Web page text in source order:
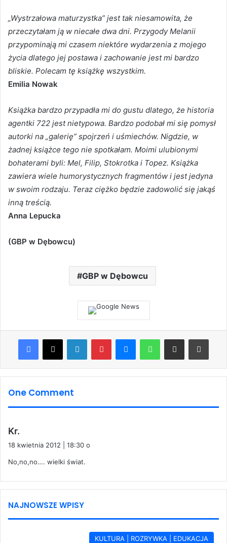
„Wystrzałowa maturzystka” jest tak niesamowita, że
przeczytałam ją w niecałe dwa dni. Przygody Melanii
przypominają mi czasem niektóre wydarzenia z mojego
życia dlatego jej postawa i zachowanie jest mi bardzo
bliskie. Polecam tę książkę wszystkim.
Emilia Nowak
Książka bardzo przypadła mi do gustu dlatego, że historia
agentki 722 jest nietypowa. Bardzo podobał mi się pomysł
autorki na „galerię” spojrzeń i uśmiechów. Nigdzie, w
żadnej książce tego nie spotkałam. Moimi ulubionymi
bohaterami byli: Mel, Filip, Stokrotka i Topez. Książka
zawiera wiele humorystycznych fragmentów i jest jedyna
w swoim rodzaju. Teraz ciężko będzie zadowolić się jakąś
inną treścią.
Anna Lepucka
(GBP w Dębowcu)
GBP w Dębowcu
Facebook
X LinkedInPinterestMessengerWhatsAppShare via Email Print
One Comment
Kr.
z
18 kwietnia 2012 | 18:30 o
No,no,no…. wielki świat.
NAJNOWSZE WPISY
KULTURA | ROZRYWKA | EDUKACJA